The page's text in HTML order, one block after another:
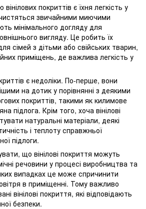
покриттів є їхня легкість у
звичайними миючими
мінімального догляду для
вигляду. Це робить їх
сімей з дітьми або свійських тварин,
приміщень, де важлива легкість у
є недоліки. По-перше, вони
на дотик у порівнянні з деякими
покриттів, такими як килимове
підлога. Крім того, хоча вінілові
натуральні матеріали, деякі
і теплоту справжньої
підлоги.
що вінілові покриття можуть
речовини у процесі виробництва та
випадках це може спричинити
в приміщенні. Тому важливо
вінілові покриття, які відповідають
безпеки.